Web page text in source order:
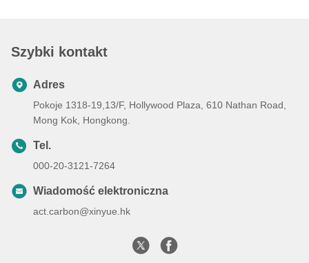
Szybki kontakt
Adres
Pokoje 1318-19,13/F, Hollywood Plaza, 610 Nathan Road,
Mong Kok, Hongkong.
Tel.
000-20-3121-7264
Wiadomość elektroniczna
act.carbon@xinyue.hk